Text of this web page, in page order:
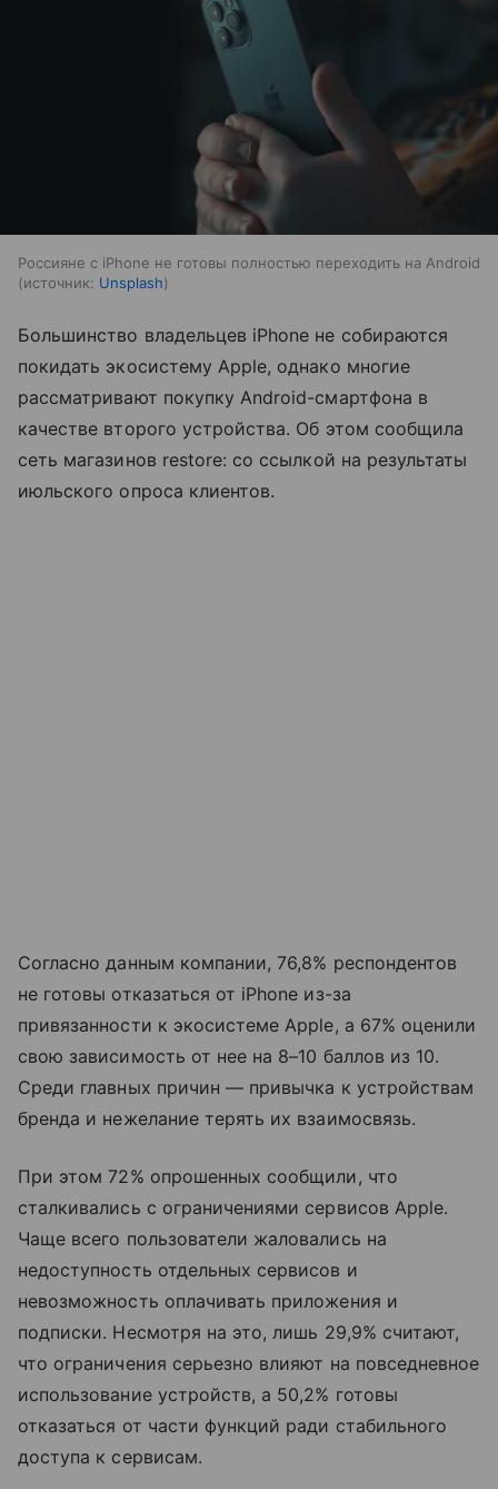
Россияне с iPhone не готовы полностью переходить на Android
источник: Unsplash
Большинство владельцев iPhone не собираются
покидать экосистему Apple, однако многие
рассматривают покупку Android-смартфона в
качестве второго устройства. Об этом сообщила
сеть магазинов restore: со ссылкой на результаты
июльского опроса клиентов.
Согласно данным компании, 76,8% респондентов
не готовы отказаться от iPhone из-за
привязанности к экосистеме Apple, а 67% оценили
свою зависимость от нее на 8–10 баллов из 10.
Среди главных причин — привычка к устройствам
бренда и нежелание терять их взаимосвязь.
При этом 72% опрошенных сообщили, что
сталкивались с ограничениями сервисов Apple.
Чаще всего пользователи жаловались на
недоступность отдельных сервисов и
невозможность оплачивать приложения и
подписки. Несмотря на это, лишь 29,9% считают,
что ограничения серьезно влияют на повседневное
использование устройств, а 50,2% готовы
отказаться от части функций ради стабильного
доступа к сервисам.